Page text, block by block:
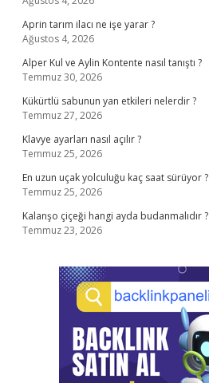
Aprin tarım ilacı ne işe yarar ?
Ağustos 4, 2026
Alper Kul ve Aylin Kontente nasıl tanıştı ?
Temmuz 30, 2026
Kükürtlü sabunun yan etkileri nelerdir ?
Temmuz 27, 2026
Klavye ayarları nasıl açılır ?
Temmuz 25, 2026
En uzun uçak yolculuğu kaç saat sürüyor ?
Temmuz 25, 2026
Kalanşo çiçeği hangi ayda budanmalıdır ?
Temmuz 23, 2026